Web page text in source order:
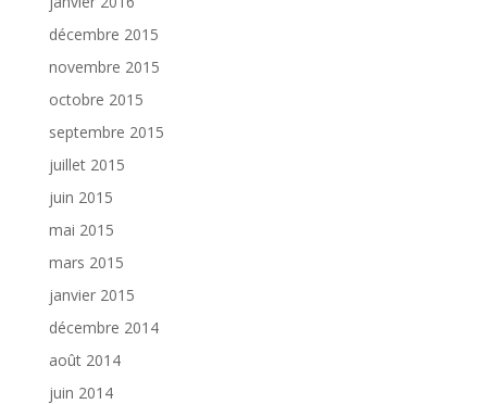
décembre 2015
novembre 2015
octobre 2015
septembre 2015
juillet 2015
juin 2015
mai 2015
mars 2015
janvier 2015
décembre 2014
août 2014
juin 2014